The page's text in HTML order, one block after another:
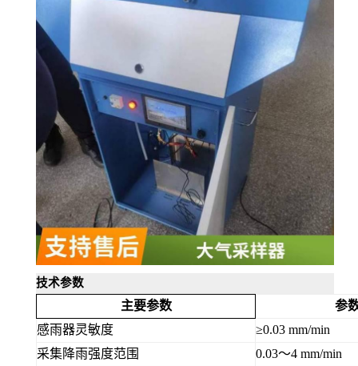
技术参数
主要参数
参
感雨器灵敏度
≥0.03 mm/min
采集降雨强度范围
0.03～4 mm/min